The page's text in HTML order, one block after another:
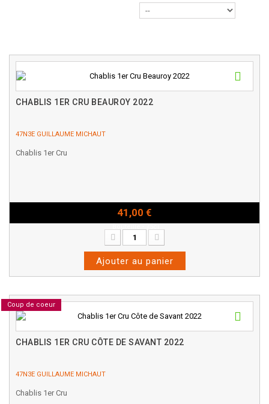
CHABLIS 1ER CRU BEAUROY 2022
47N3E GUILLAUME MICHAUT
Chablis 1er Cru
41,00 €
Ajouter au panier
Coup de coeur
CHABLIS 1ER CRU CÔTE DE SAVANT 2022
47N3E GUILLAUME MICHAUT
Chablis 1er Cru